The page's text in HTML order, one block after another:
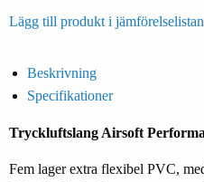
Lägg till produkt i jämförelselistan
Beskrivning
Specifikationer
Tryckluftslang Airsoft
Fem lager extra flexibel PVC,